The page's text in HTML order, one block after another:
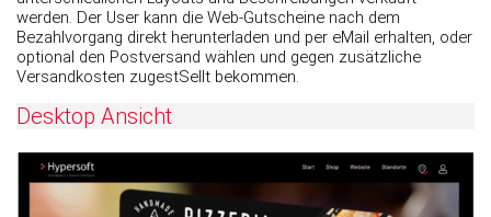
werden. Der User kann die Web-Gutscheine nach dem
Bezahlvorgang direkt herunterladen und per eMail erhalten, oder
optional den Postversand wählen und gegen zusätzliche
Versandkosten zugestSellt bekommen.
Desktop Ansicht